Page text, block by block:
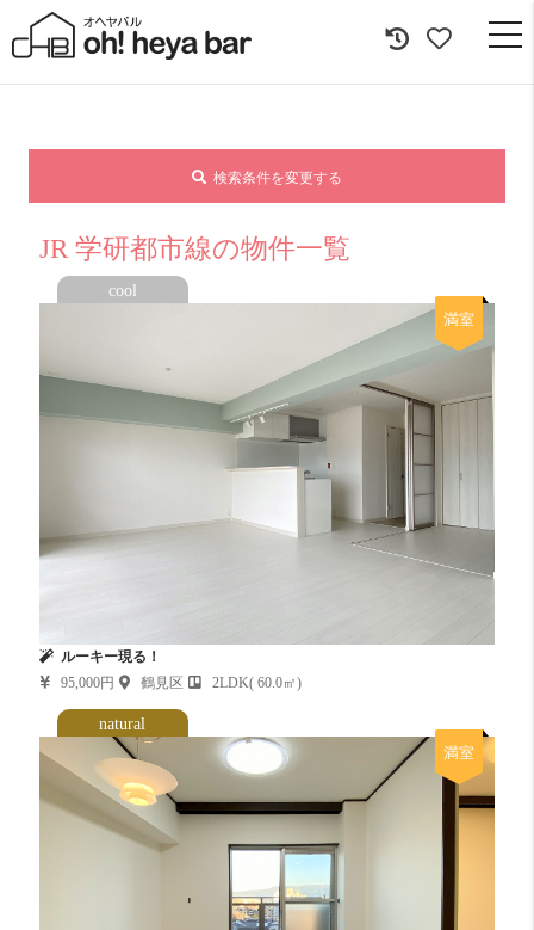
検索条件を変更する
JR 学研都市線の物件一覧
cool
満室
ルーキー現る！
95,000円
鶴見区 2LDK( 60.0㎡)
natural
満室